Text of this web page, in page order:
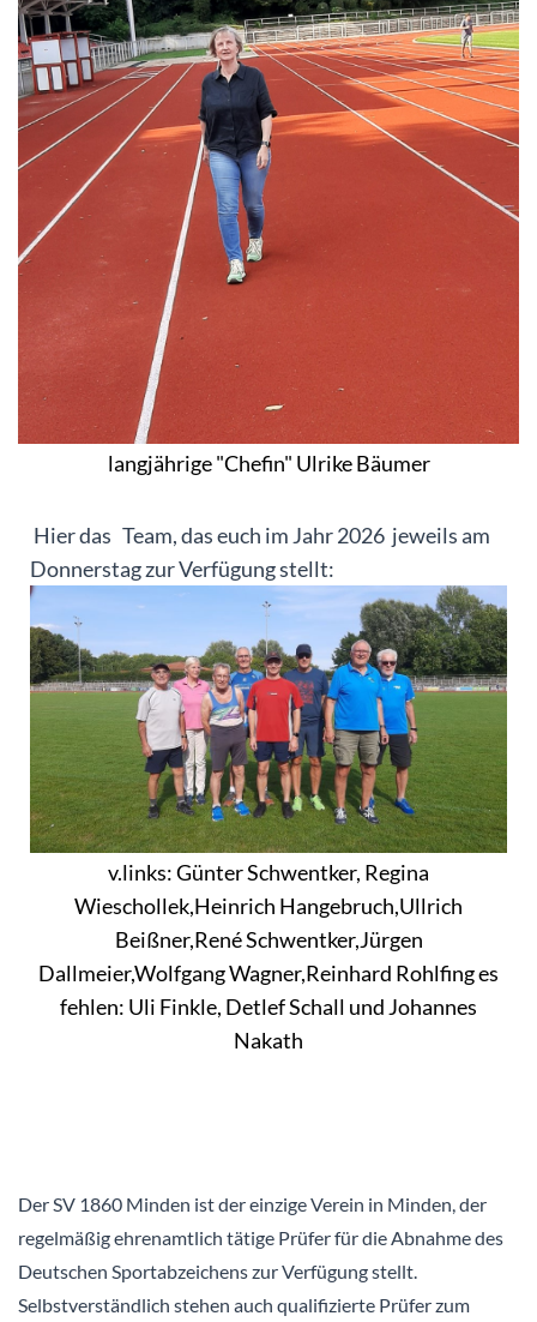
langjährige "Chefin" Ulrike Bäumer
Hier das Team, das euch im Jahr 2026 jeweils am
Donnerstag zur Verfügung stellt:
v.links: Günter Schwentker, Regina
Wieschollek,Heinrich Hangebruch,Ullrich
Beißner,René Schwentker,Jürgen
Dallmeier,Wolfgang Wagner,Reinhard Rohlfing es
fehlen: Uli Finkle, Detlef Schall und Johannes
Nakath
Der SV 1860 Minden ist der einzige Verein in Minden, der
regelmäßig ehrenamtlich tätige Prüfer für die Abnahme des
Deutschen Sportabzeichens zur Verfügung stellt.
Selbstverständlich stehen auch qualifizierte Prüfer zum